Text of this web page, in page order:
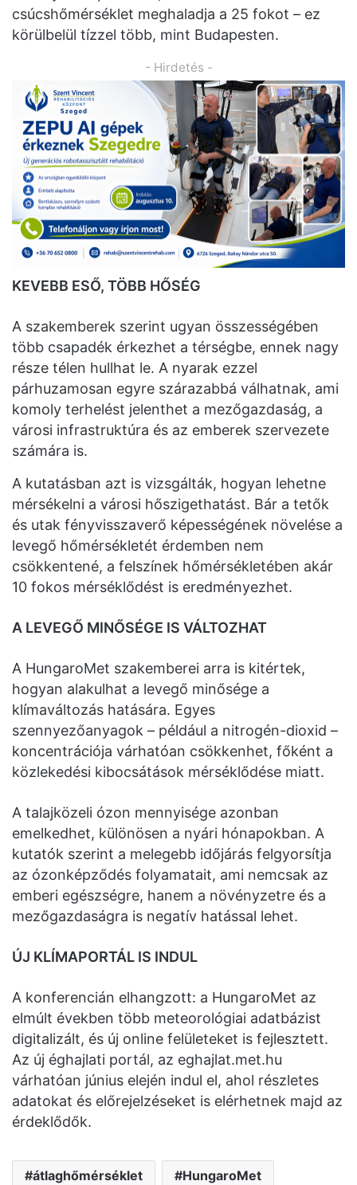
csúcshőmérséklet meghaladja a 25 fokot – ez
körülbelül tízzel több, mint Budapesten.
- Hirdetés -
KEVEBB ESŐ, TÖBB HŐSÉG
A szakemberek szerint ugyan összességében
több csapadék érkezhet a térségbe, ennek nagy
része télen hullhat le. A nyarak ezzel
párhuzamosan egyre szárazabbá válhatnak, ami
komoly terhelést jelenthet a mezőgazdaság, a
városi infrastruktúra és az emberek szervezete
számára is.
A kutatásban azt is vizsgálták, hogyan lehetne
mérsékelni a városi hőszigethatást. Bár a tetők
és utak fényvisszaverő képességének növelése a
levegő hőmérsékletét érdemben nem
csökkentené, a felszínek hőmérsékletében akár
10 fokos mérséklődést is eredményezhet.
A LEVEGŐ MINŐSÉGE IS VÁLTOZHAT
A HungaroMet szakemberei arra is kitértek,
hogyan alakulhat a levegő minősége a
klímaváltozás hatására. Egyes
szennyezőanyagok – például a nitrogén-dioxid –
koncentrációja várhatóan csökkenhet, főként a
közlekedési kibocsátások mérséklődése miatt.
A talajközeli ózon mennyisége azonban
emelkedhet, különösen a nyári hónapokban. A
kutatók szerint a melegebb időjárás felgyorsítja
az ózonképződés folyamatait, ami nemcsak az
emberi egészségre, hanem a növényzetre és a
mezőgazdaságra is negatív hatással lehet.
ÚJ KLÍMAPORTÁL IS INDUL
A konferencián elhangzott: a HungaroMet az
elmúlt években több meteorológiai adatbázist
digitalizált, és új online felületeket is fejlesztett.
Az új éghajlati portál, az eghajlat.met.hu
várhatóan június elején indul el, ahol részletes
adatokat és előrejelzéseket is elérhetnek majd az
érdeklődők.
átlaghőmérséklet HungaroMet